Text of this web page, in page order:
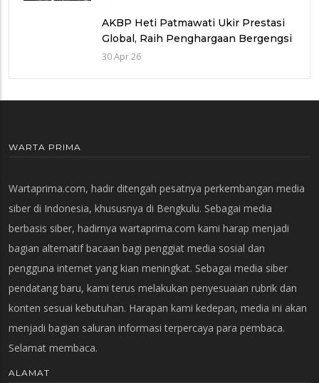
AKBP Heti Patmawati Ukir Prestasi
Global, Raih Penghargaan Bergengsi
Leadership Award IAWP 2026
30 Apr 26
WARTA PRIMA
Wartaprima.com, hadir ditengah pesatnya perkembangan media
siber di Indonesia, khususnya di Bengkulu. Sebagai media
berbasis siber, hadirnya wartaprima.com kami harap menjadi
bagian alternatif bacaan bagi penggiat media sosial dan
pengguna internet yang kian meningkat. Sebagai media siber
pendatang baru, kami terus melakukan penyesuaian rubrik dan
konten sesuai kebutuhan. Harapan kami kedepan, media ini akan
menjadi bagian saluran informasi terpercaya para pembaca.
Selamat membaca.
ALAMAT